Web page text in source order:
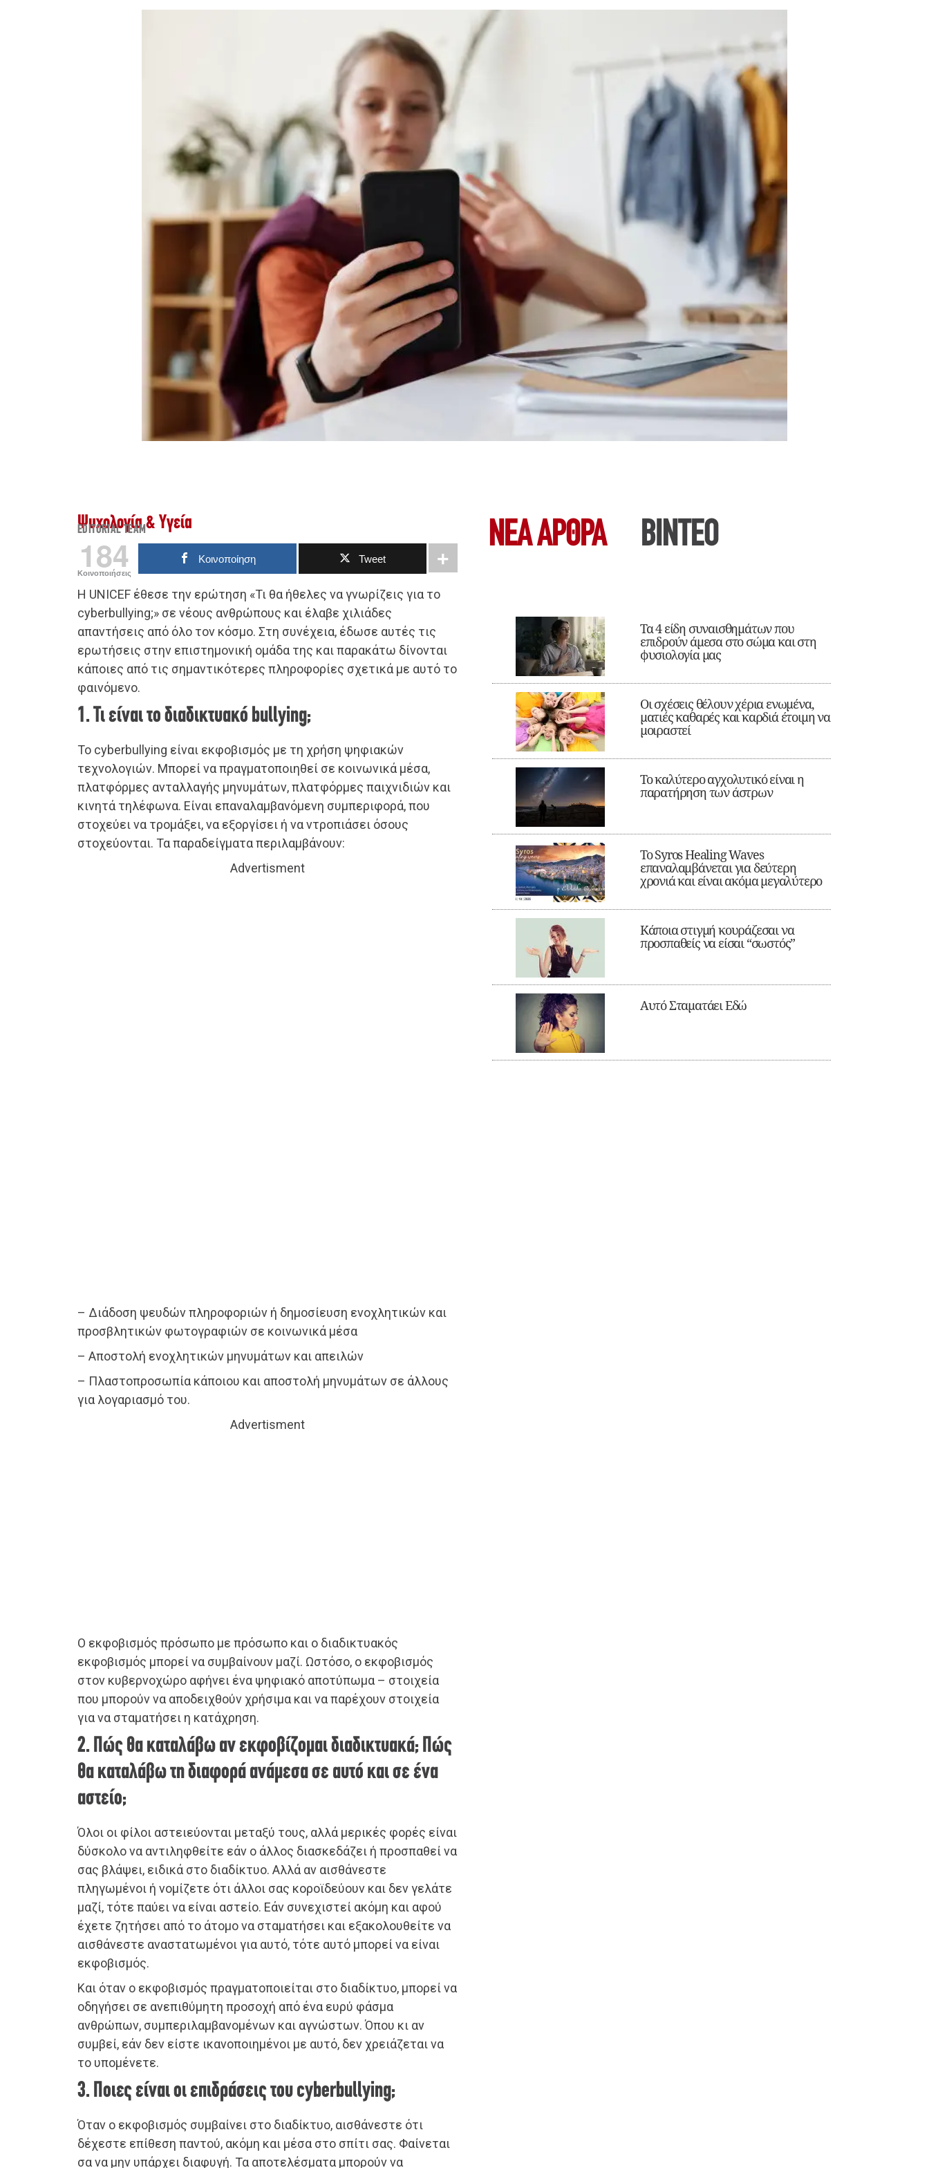
Ψυχολογία & Υγεία
EDITORIAL TEAM
184
Κοινοποιήσεις
Κοινοποίηση Tweet
Η UNICEF έθεσε την ερώτηση «Τι θα ήθελες να γνωρίζεις για το
cyberbullying;» σε νέους ανθρώπους και έλαβε χιλιάδες
απαντήσεις από όλο τον κόσμο. Στη συνέχεια, έδωσε αυτές τις
ερωτήσεις στην επιστημονική ομάδα της και παρακάτω δίνονται
κάποιες από τις σημαντικότερες πληροφορίες σχετικά με αυτό το
φαινόμενο.
1. Τι είναι το διαδικτυακό bullying;
To cyberbullying είναι εκφοβισμός με τη χρήση ψηφιακών
τεχνολογιών. Μπορεί να πραγματοποιηθεί σε κοινωνικά μέσα,
πλατφόρμες ανταλλαγής μηνυμάτων, πλατφόρμες παιχνιδιών και
κινητά τηλέφωνα. Είναι επαναλαμβανόμενη συμπεριφορά, που
στοχεύει να τρομάξει, να εξοργίσει ή να ντροπιάσει όσους
στοχεύονται. Τα παραδείγματα περιλαμβάνουν:
Advertisment
– Διάδοση ψευδών πληροφοριών ή δημοσίευση ενοχλητικών και
προσβλητικών φωτογραφιών σε κοινωνικά μέσα
– Αποστολή ενοχλητικών μηνυμάτων και απειλών
– Πλαστοπροσωπία κάποιου και αποστολή μηνυμάτων σε άλλους
για λογαριασμό του.
Advertisment
Ο εκφοβισμός πρόσωπο με πρόσωπο και ο διαδικτυακός
εκφοβισμός μπορεί να συμβαίνουν μαζί. Ωστόσο, ο εκφοβισμός
στον κυβερνοχώρο αφήνει ένα ψηφιακό αποτύπωμα – στοιχεία
που μπορούν να αποδειχθούν χρήσιμα και να παρέχουν στοιχεία
για να σταματήσει η κατάχρηση.
2. Πώς θα καταλάβω αν εκφοβίζομαι διαδικτυακά; Πώς
θα καταλάβω τη διαφορά ανάμεσα σε αυτό και σε ένα
αστείο;
Όλοι οι φίλοι αστειεύονται μεταξύ τους, αλλά μερικές φορές είναι
δύσκολο να αντιληφθείτε εάν ο άλλος διασκεδάζει ή προσπαθεί να
σας βλάψει, ειδικά στο διαδίκτυο. Αλλά αν αισθάνεστε
πληγωμένοι ή νομίζετε ότι άλλοι σας κοροϊδεύουν και δεν γελάτε
μαζί, τότε παύει να είναι αστείο. Εάν συνεχιστεί ακόμη και αφού
έχετε ζητήσει από το άτομο να σταματήσει και εξακολουθείτε να
αισθάνεστε αναστατωμένοι για αυτό, τότε αυτό μπορεί να είναι
εκφοβισμός.
Και όταν ο εκφοβισμός πραγματοποιείται στο διαδίκτυο, μπορεί να
οδηγήσει σε ανεπιθύμητη προσοχή από ένα ευρύ φάσμα
ανθρώπων, συμπεριλαμβανομένων και αγνώστων. Όπου κι αν
συμβεί, εάν δεν είστε ικανοποιημένοι με αυτό, δεν χρειάζεται να
το υπομένετε.
3. Ποιες είναι οι επιδράσεις του cyberbullying;
Όταν ο εκφοβισμός συμβαίνει στο διαδίκτυο, αισθάνεστε ότι
δέχεστε επίθεση παντού, ακόμη και μέσα στο σπίτι σας. Φαίνεται
σα να μην υπάρχει διαφυγή. Τα αποτελέσματα μπορούν να
ΝΕΑ ΆΡΘΡΑ ΒΙΝΤΕΟ
Τα 4 είδη συναισθημάτων που
επιδρούν άμεσα στο σώμα και στη
φυσιολογία μας
Οι σχέσεις θέλουν χέρια ενωμένα,
ματιές καθαρές και καρδιά έτοιμη να
μοιραστεί
Το καλύτερο αγχολυτικό είναι η
παρατήρηση των άστρων
Το Syros Healing Waves
επαναλαμβάνεται για δεύτερη
χρονιά και είναι ακόμα μεγαλύτερο
Κάποια στιγμή κουράζεσαι να
προσπαθείς να είσαι “σωστός”
Αυτό Σταματάει Εδώ